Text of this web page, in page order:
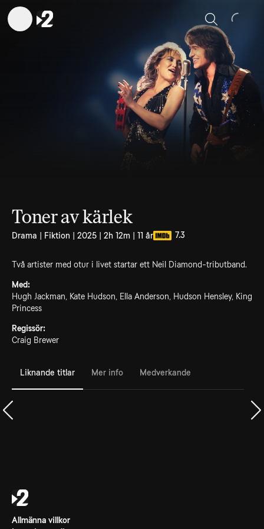
Sök
Toner av kärlek
Drama | Fiktion | 2025 | 2h 12m | 11 år 7.3
Två artister med otur i livet startar ett Neil Diamond-tributband.
Med:
Hugh Jackman, Kate Hudson, Ella Anderson, Hudson Hensley, King
Princess
Regissör:
Craig Brewer
Liknande titlar Mer info Medverkande
Allmänna villkor